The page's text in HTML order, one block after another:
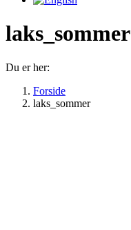
laks_sommer
Du er her:
Forside
laks_sommer